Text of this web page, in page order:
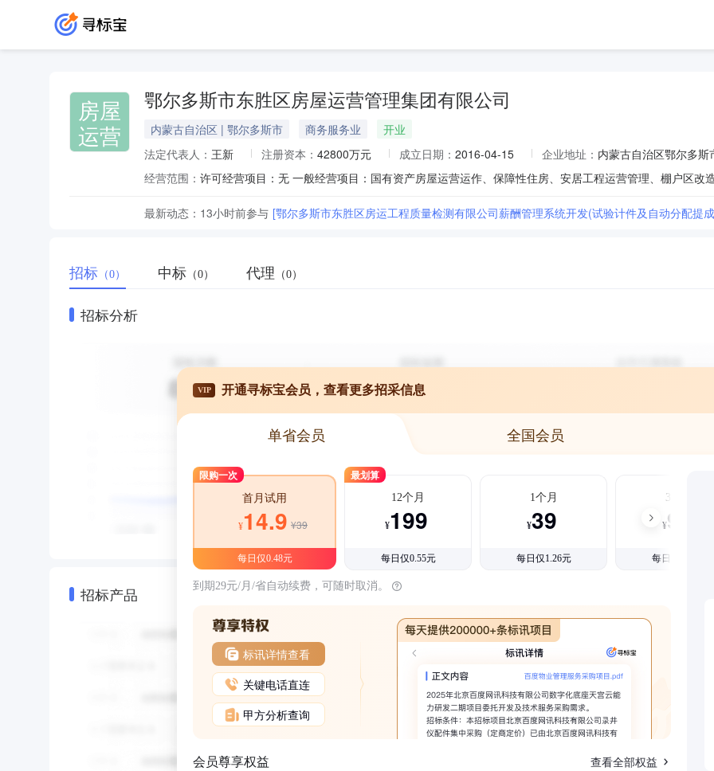
房屋
运营
鄂尔多斯市东胜区房屋运营管理集团有限公司
内蒙古自治区 | 鄂尔多斯市 商务服务业
开业
法定代表人： 王新 注册资本： 42800万元 成立日期： 2016-04-15 企业地址： 内蒙古自治区鄂尔多
经营范围：
最新动态： 13小时前参与 [鄂尔多斯市东胜区房运工程质量检测有限公司薪酬管理系统开发(试验计件及自动分配提
招标 （0） 中标 （0） 代理 （0）
招标分析
招标产品
VIP 开通寻标宝会员，查看更多招采信息
单省会员 全国会员
限购一次
首月试用
¥14.9 ¥39
每日仅0.48元
最划算
12个月
¥199
每日仅0.55元
1个月
¥39
每日仅1.26元
3个月
¥99
每日仅1.08元
到期29元/月/省自动续费，可随时取消。
标讯详情查看
关键电话直连
甲方分析查询
会员尊享权益 查看全部权益